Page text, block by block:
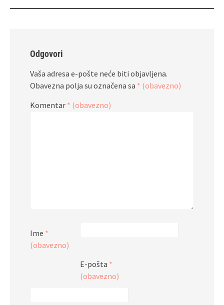
Odgovori
Vaša adresa e-pošte neće biti objavljena.
Obavezna polja su označena sa * (obavezno)
Komentar * (obavezno)
Ime *
(obavezno)
E-pošta *
(obavezno)